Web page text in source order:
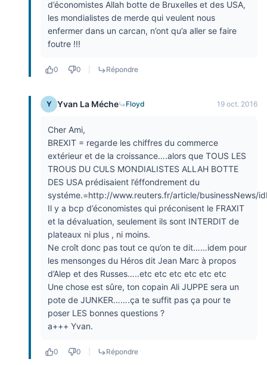
d’économistes Allah botte de Bruxelles et des USA,
les mondialistes de merde qui veulent nous
enfermer dans un carcan, n’ont qu’a aller se faire
foutre !!!
0 0 Répondre
Y Yvan La Méche Floyd 19 oct. 2016
Cher Ami,
BREXIT = regarde les chiffres du commerce
extérieur et de la croissance….alors que TOUS LES
TROUS DU CULS MONDIALISTES ALLAH BOTTE
DES USA prédisaient l’éffondrement du
systéme.=http://www.reuters.fr/article/businessNews/
Il y a bcp d’économistes qui préconisent le FRAXIT
et la dévaluation, seulement ils sont INTERDIT de
plateaux ni plus , ni moins.
Ne croît donc pas tout ce qu’on te dit……idem pour
les mensonges du Héros dit Jean Marc à propos
d’Alep et des Russes…..etc etc etc etc etc etc
Une chose est sûre, ton copain Ali JUPPE sera un
pote de JUNKER…….ça te suffit pas ça pour te
poser LES bonnes questions ?
a+++ Yvan.
0 0 Répondre